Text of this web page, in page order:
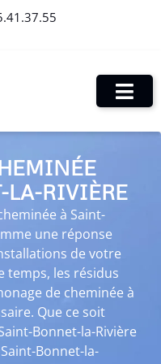
LA-RIVIÈRE
à Saint-
une réponse
de votre
temps, les résidus
de cheminée à
Que ce soit
Bonnet-la-Rivière
Bonnet-la-